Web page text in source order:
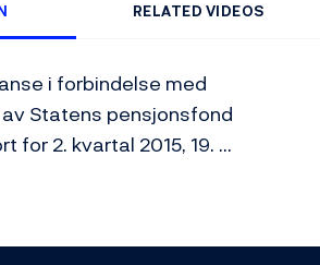
RELATED VIDEOS
i forbindelse med
Statens pensjonsfond
for 2. kvartal 2015, 19.